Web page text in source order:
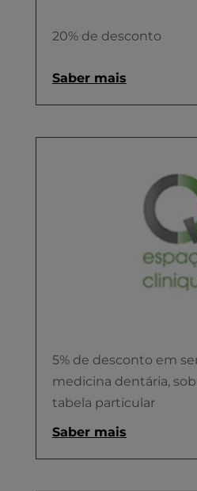
20% de desconto
Saber mais
5% de desconto em
medicina dentária,
tabela particular
Saber mais